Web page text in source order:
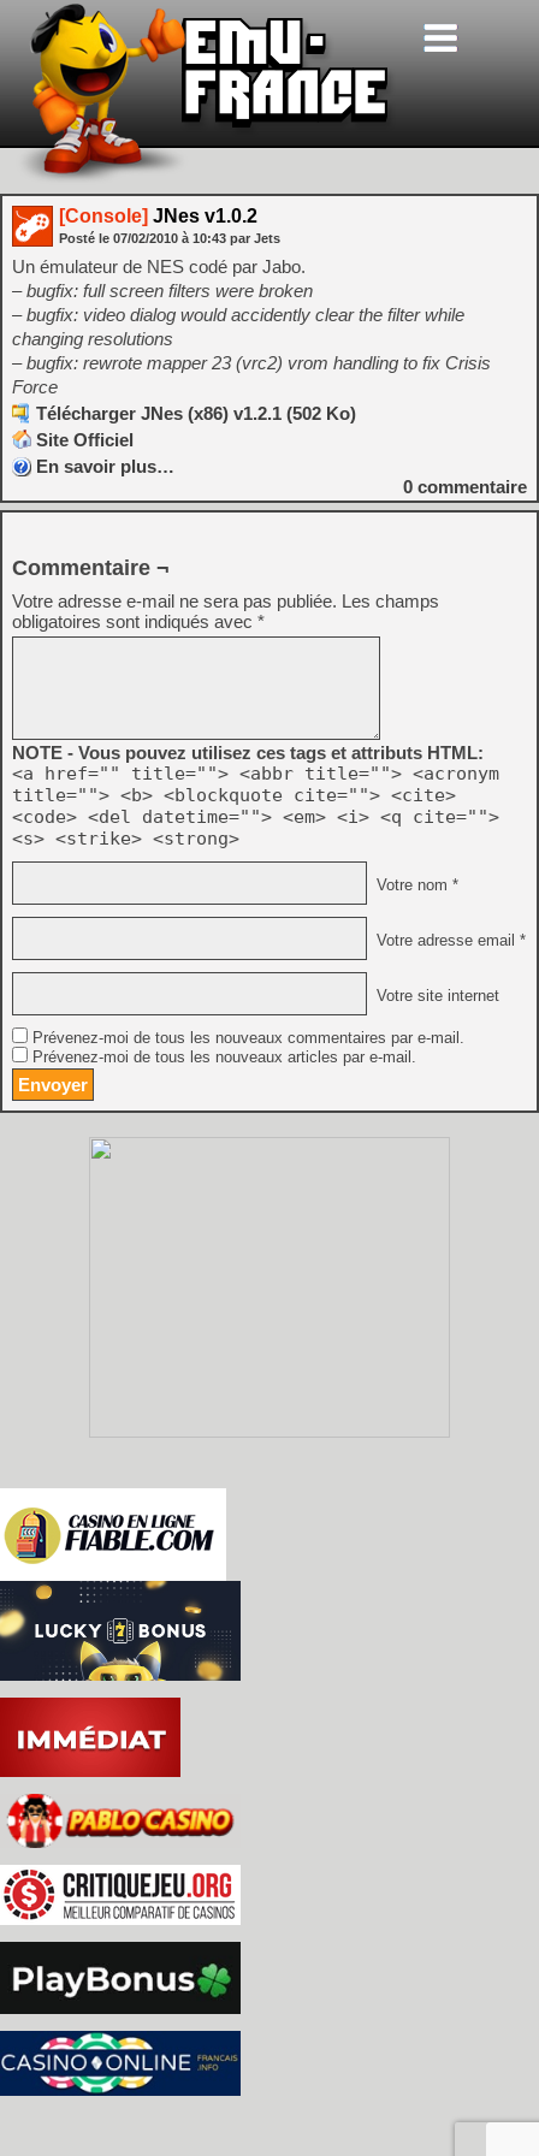
[Console] JNes v1.0.2
Posté le 07/02/2010 à 10:43 par Jets
Un émulateur de NES codé par Jabo.
– bugfix: full screen filters were broken
– bugfix: video dialog would accidently clear the filter while
changing resolutions
– bugfix: rewrote mapper 23 (vrc2) vrom handling to fix Crisis
Force
Télécharger JNes (x86) v1.2.1 (502 Ko)
Site Officiel
En savoir plus…
0 commentaire
Commentaire ¬
Votre adresse e-mail ne sera pas publiée. Les champs
obligatoires sont indiqués avec *
NOTE - Vous pouvez utilisez ces tags et attributs HTML:
<a href="" title=""> <abbr title=""> <acronym
title=""> <b> <blockquote cite=""> <cite>
<code> <del datetime=""> <em> <i> <q cite="">
<s> <strike> <strong>
Votre nom *
Votre adresse email *
Votre site internet
Prévenez-moi de tous les nouveaux commentaires par e-mail.
Prévenez-moi de tous les nouveaux articles par e-mail.